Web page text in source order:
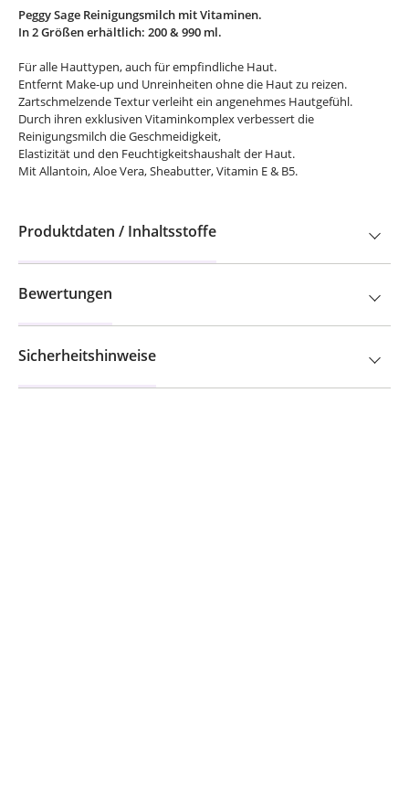
Peggy Sage Reinigungsmilch mit Vitaminen.
In 2 Größen erhältlich: 200 & 990 ml.
Für alle Hauttypen, auch für empfindliche Haut.
Entfernt Make-up und Unreinheiten ohne die Haut zu reizen.
Zartschmelzende Textur verleiht ein angenehmes Hautgefühl.
Durch ihren exklusiven Vitaminkomplex verbessert die
Reinigungsmilch die Geschmeidigkeit,
Elastizität und den Feuchtigkeitshaushalt der Haut.
Mit Allantoin, Aloe Vera, Sheabutter, Vitamin E & B5.
Produktdaten / Inhaltsstoffe
Bewertungen
Sicherheitshinweise